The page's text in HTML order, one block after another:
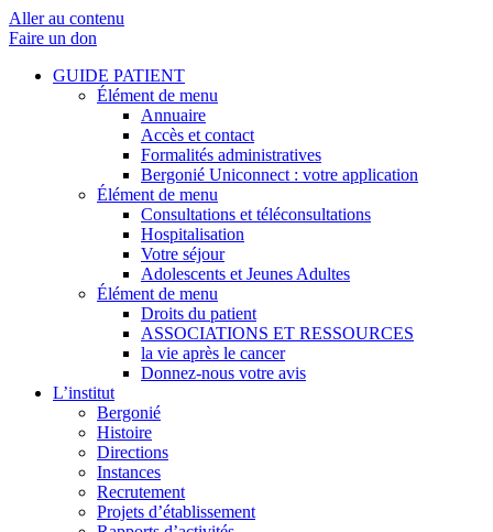
Aller au contenu
Faire un don
GUIDE PATIENT
Élément de menu
Annuaire
Accès et contact
Formalités administratives
Bergonié Uniconnect : votre application
Élément de menu
Consultations et téléconsultations
Hospitalisation
Votre séjour
Adolescents et Jeunes Adultes
Élément de menu
Droits du patient
ASSOCIATIONS ET RESSOURCES
la vie après le cancer
Donnez-nous votre avis
L’institut
Bergonié
Histoire
Directions
Instances
Recrutement
Projets d’établissement